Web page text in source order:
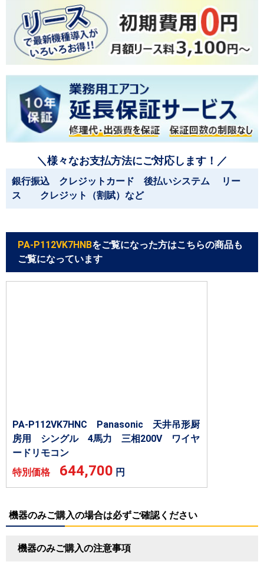
＼様々なお支払方法にご対応します！／
銀行振込 クレジットカード 後払いシステム リー
ス クレジット（割賦）など
PA-P112VK7HNBをご覧になった方はこちらの商品も
ご覧になっています
PA-P112VK7HNC Panasonic 天井吊形厨
房用 シングル 4馬力 三相200V ワイヤ
ードリモコン
特別価格 644,700 円
機器のみご購入の場合は必ずご確認ください
機器のみご購入の注意事項